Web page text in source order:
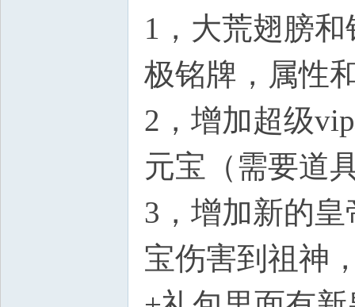
1，大荒翅膀
极铭牌，属性
2，增加超级
元宝（需要道
3，增加新的
宝伤害到祖神